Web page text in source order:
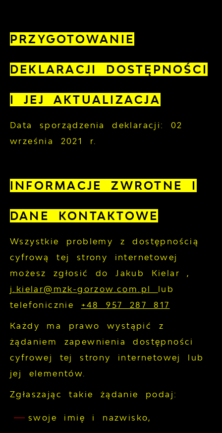
PRZYGOTOWANIE
DEKLARACJI DOSTĘPNOŚCI
I JEJ AKTUALIZACJA
Data sporządzenia deklaracji: 02
września 2021 r.
INFORMACJE ZWROTNE I
DANE KONTAKTOWE
Wszystkie problemy z dostępnością
cyfrową tej strony internetowej
możesz zgłosić doJakub Kielar,
j.kielar@mzk-gorzow.com.pl lub
telefonicznie +48 957 287 817
Każdy ma prawo wystąpić z
żądaniem zapewnienia dostępności
cyfrowej tej strony internetowej lub
jej elementów.
Zgłaszając takie żądanie podaj:
swoje imię i nazwisko,